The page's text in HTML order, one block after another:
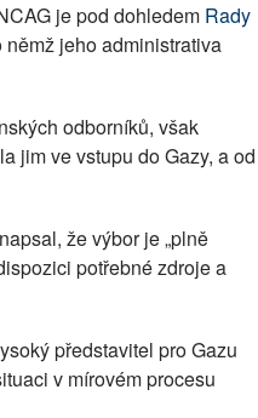
je pod dohledem Rady
jeho administrativa
odborníků, však
jim ve vstupu do Gazy, a od
že výbor je „plně
potřebné zdroje a
představitel pro Gazu
v mírovém procesu